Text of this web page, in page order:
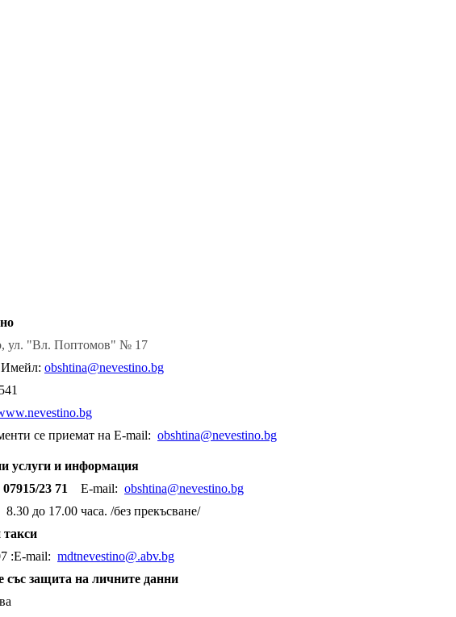
ул. "Вл. Поптомов" № 17
Имейл: obshtina@nevestino.bg
се приемат на E-mail: obshtina@nevestino.bg
услуги и информация
23 71
E-mail: obshtina@nevestino.bg
8.30 до 17.00 часа. /без прекъсване/
:E-mail: mdtnevestino@.abv.bg
със защита на личните данни